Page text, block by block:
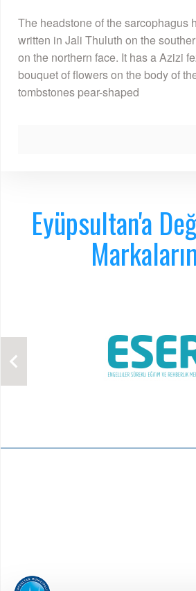
The headstone of the sarcophagus
written in Jali Thuluth on the
on the northern face. It has a Azizi
bouquet of flowers on the body of
tombstones pear-shaped
Eyüpsultan'a